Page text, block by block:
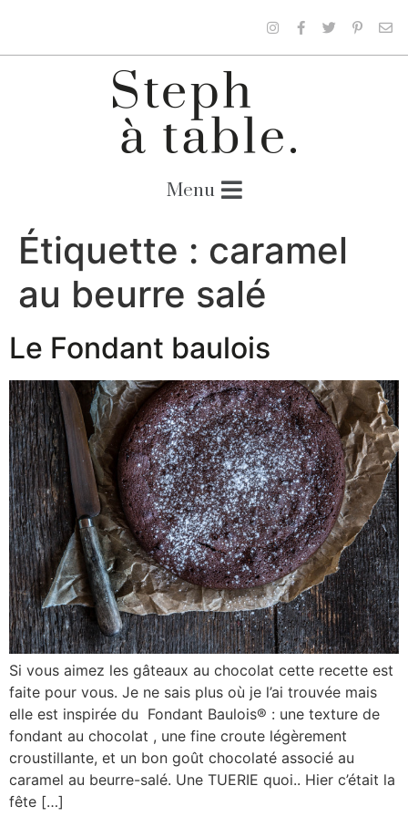
Étiquette : caramel
au beurre salé
Le Fondant baulois
Si vous aimez les gâteaux au chocolat cette recette est
faite pour vous. Je ne sais plus où je l’ai trouvée mais
elle est inspirée du Fondant Baulois® : une texture de
fondant au chocolat , une fine croute légèrement
croustillante, et un bon goût chocolaté associé au
caramel au beurre-salé. Une TUERIE quoi.. Hier c’était la
fête […]